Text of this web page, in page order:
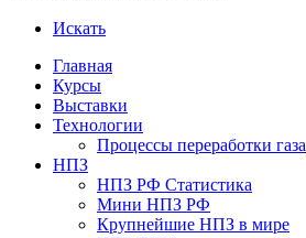
Искать
Главная
Курсы
Выставки
Технологии
Процессы переработки газа
НПЗ
НПЗ РФ Статистика
Мини НПЗ РФ
Крупнейшие НПЗ в мире